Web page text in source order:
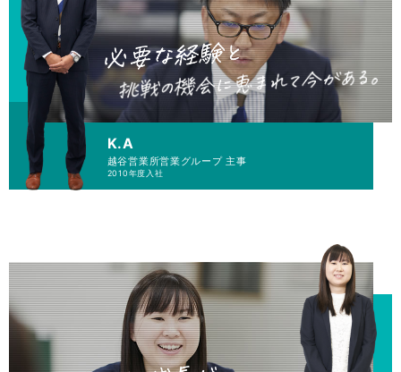
K.A
越谷営業所営業グループ 主事
2010年度入社